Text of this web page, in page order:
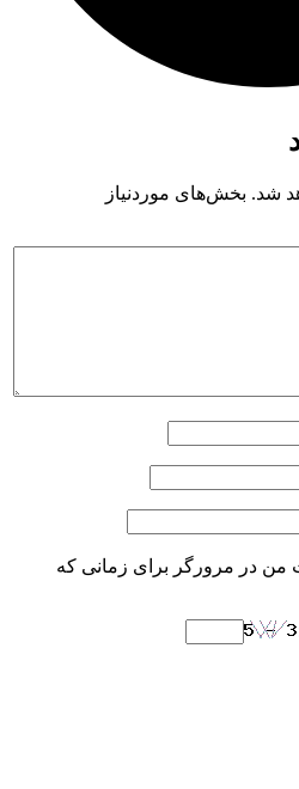
شد. بخش‌های موردنیاز
من در مرورگر برای زمانی که